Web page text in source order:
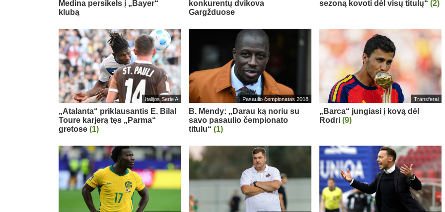
Medina persikels į „Bayer“
klubą
konkurentų dvikova
Gargžduose
sezoną kovoti dėl visų titulų“ (2)
Italijos Serie A
„Atalanta“ priklausantis E. Bilal
Toure karjerą tęs „Parma“
gretose (1)
Pasaulio čempionatas 2018
B. Mendy: „Darau ką noriu su
savo pasaulio čempionato
titulu“(1)
Transferai
„Barca“ jungiasi į kovą dėl
Rodri (9)